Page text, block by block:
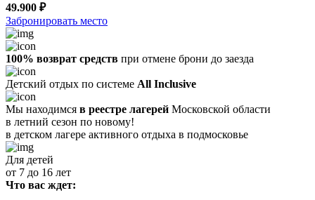
49.900 ₽
Забронировать место
100% возврат средств при отмене брони до заезда
Детский отдых по системе All Inclusive
Мы находимся в реестре лагерей Московской области
в летний сезон по новому!
в детском лагере активного отдыха в подмосковье
Для детей
от 7 до 16 лет
Что вас ждет: